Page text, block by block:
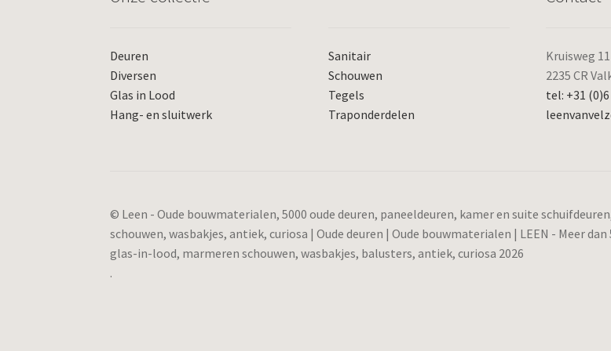
Deuren
Diversen
Glas in Lood
Hang- en sluitwerk
Sanitair
Schouwen
Tegels
Traponderdelen
Kruisweg 11
2235 CR
tel: +31 (0)6
© Leen - Oude bouwmaterialen, 5000 oude deuren, paneeldeuren, kamer en suite
schouwen, wasbakjes, antiek, curiosa | Oude deuren | Oude bouwmaterialen | LEEN - Meer
glas-in-lood, marmeren schouwen, wasbakjes, balusters, antiek, curiosa 2026
.